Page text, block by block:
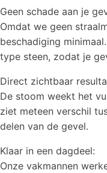
Geen schade aan je
Omdat we geen
beschadiging
type steen, zodat je
Direct zichtbaar
De stoom weekt het
ziet meteen verschil
delen van de gevel.
Klaar in een dagdeel:
Onze vakmannen